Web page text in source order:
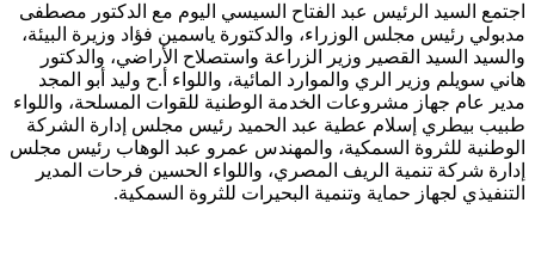
اجتمع السيد الرئيس عبد الفتاح السيسي اليوم مع الدكتور مصطفى
مدبولي رئيس مجلس الوزراء، والدكتورة ياسمين فؤاد وزيرة البيئة،
والسيد السيد القصير وزير الزراعة واستصلاح الأراضي، والدكتور
هاني سويلم وزير الري والموارد المائية، واللواء أ.ح وليد أبو المجد
مدير عام جهاز مشروعات الخدمة الوطنية للقوات المسلحة، واللواء
طبيب بيطري إسلام عطية عبد الحميد رئيس مجلس إدارة الشركة
الوطنية للثروة السمكية، والمهندس عمرو عبد الوهاب رئيس مجلس
إدارة شركة تنمية الريف المصري، واللواء الحسين فرحات المدير
التنفيذي لجهاز حماية وتنمية البحيرات للثروة السمكية.